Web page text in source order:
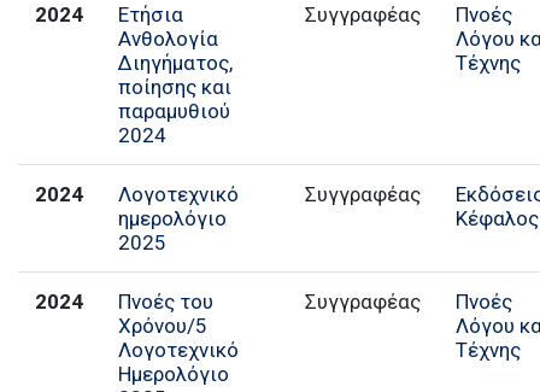
2024
Ετήσια
Ανθολογία
Διηγήματος,
ποίησης και
παραμυθιού
2024
Συγγραφέας
Πνοές
Λόγου
Τέχνης
2024
Λογοτεχνικό
ημερολόγιο
2025
Συγγραφέας
Κέφαλος
2024
Πνοές του
Χρόνου/5
Λογοτεχνικό
Ημερολόγιο
Συγγραφέας
Πνοές
Λόγου
Τέχνης